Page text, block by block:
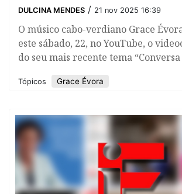
DULCINA MENDES / 21 nov 2025 16:39
O músico cabo-verdiano Grace
este sábado, 22, no YouTube, o
do seu mais recente tema
Tópicos ​Grace Évora